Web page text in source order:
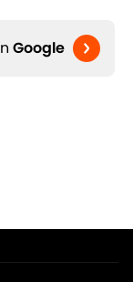
Google